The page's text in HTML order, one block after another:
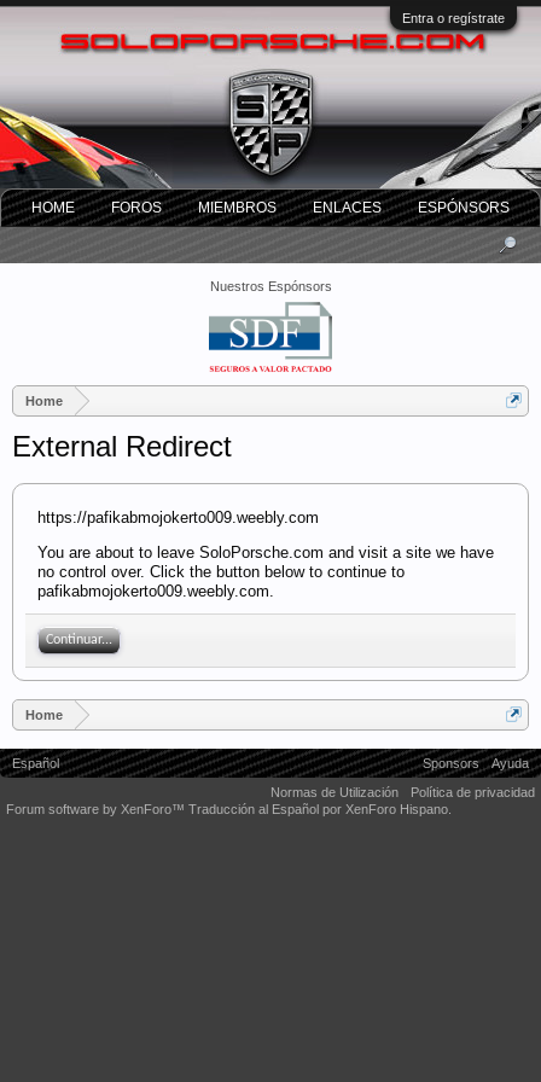
Entra o regístrate
Nuestros Espónsors
Home
External Redirect
https://pafikabmojokerto009.weebly.com
You are about to leave SoloPorsche.com and visit a site we have
no control over. Click the button below to continue to
pafikabmojokerto009.weebly.com.
Continuar...
Home
HOME FOROS MIEMBROS ENLACES ESPÓNSORS
Español Sponsors
Ayuda
Normas de Utilización
Política de privacidad
Forum software by XenForo™ Traducción al Español por XenForo Hispano.